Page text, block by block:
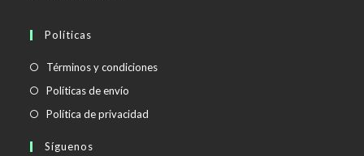
Políticas
Términos y condicionesSe
Políticas de envío
abre
Política de privacidad
Síguenos